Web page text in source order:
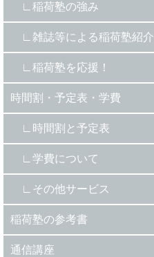
稲荷塾の強み
雑誌等による稲荷塾紹介
稲荷塾を応援！
時間割・予定表・学費
時間割と予定表
学費について
その他サービス
稲荷塾の参考書
通信講座